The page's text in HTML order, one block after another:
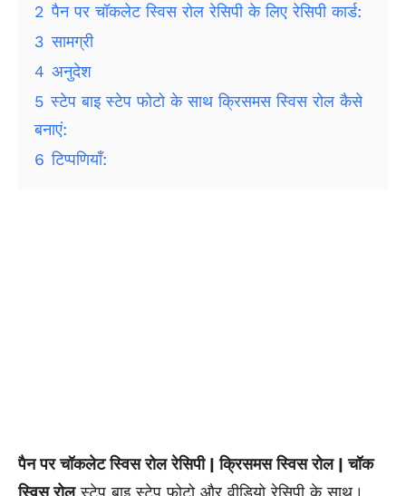
2 पैन पर चॉकलेट स्विस रोल रेसिपी के लिए रेसिपी कार्ड:
3 सामग्री
4 अनुदेश
5 स्टेप बाइ स्टेप फोटो के साथ क्रिसमस स्विस रोल कैसे
बनाएं:
6 टिप्पणियाँ:
पैन पर चॉकलेट स्विस रोल रेसिपी | क्रिसमस स्विस रोल | चॉक
स्विस रोलस्टेप बाइ स्टेप फोटो और वीडियो रेसिपी के साथ।